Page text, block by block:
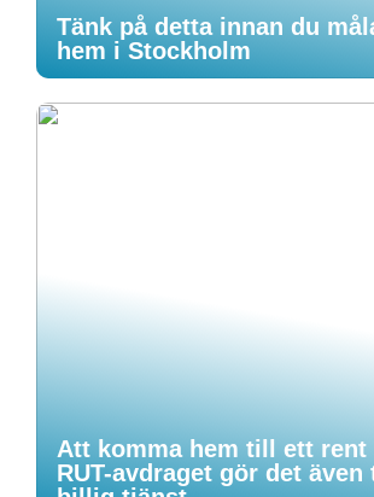
Tänk på detta innan du
hem i Stockholm
Att komma hem till ett rent
RUT-avdraget gör det även